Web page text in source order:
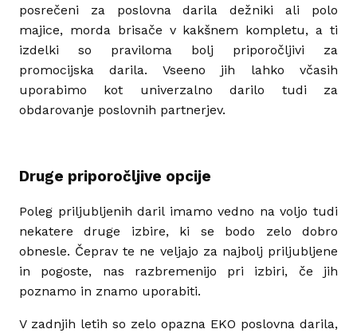
posrečeni za poslovna darila dežniki ali polo
majice, morda brisače v kakšnem kompletu, a ti
izdelki so praviloma bolj priporočljivi za
promocijska darila. Vseeno jih lahko včasih
uporabimo kot univerzalno darilo tudi za
obdarovanje poslovnih partnerjev.
Druge priporočljive opcije
Poleg priljubljenih daril imamo vedno na voljo tudi
nekatere druge izbire, ki se bodo zelo dobro
obnesle. Čeprav te ne veljajo za najbolj priljubljene
in pogoste, nas razbremenijo pri izbiri, če jih
poznamo in znamo uporabiti.
V zadnjih letih so zelo opazna EKO poslovna darila,